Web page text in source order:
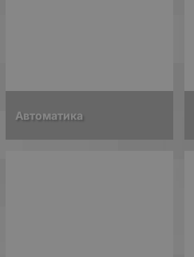
Автоматика